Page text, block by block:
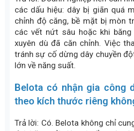
phù hợp với yêu cầu vận hành,
logistics, điện tử đến các
nặng.
Không chỉ cung cấp sản
còn hỗ trợ gia công theo kích
yêu cầu sử dụng thực tế của
tải.
Dịch vụ kỹ thuật đồng
nghiệp